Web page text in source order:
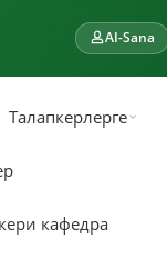
AI-Sana
Талапкерлерге
кафедра